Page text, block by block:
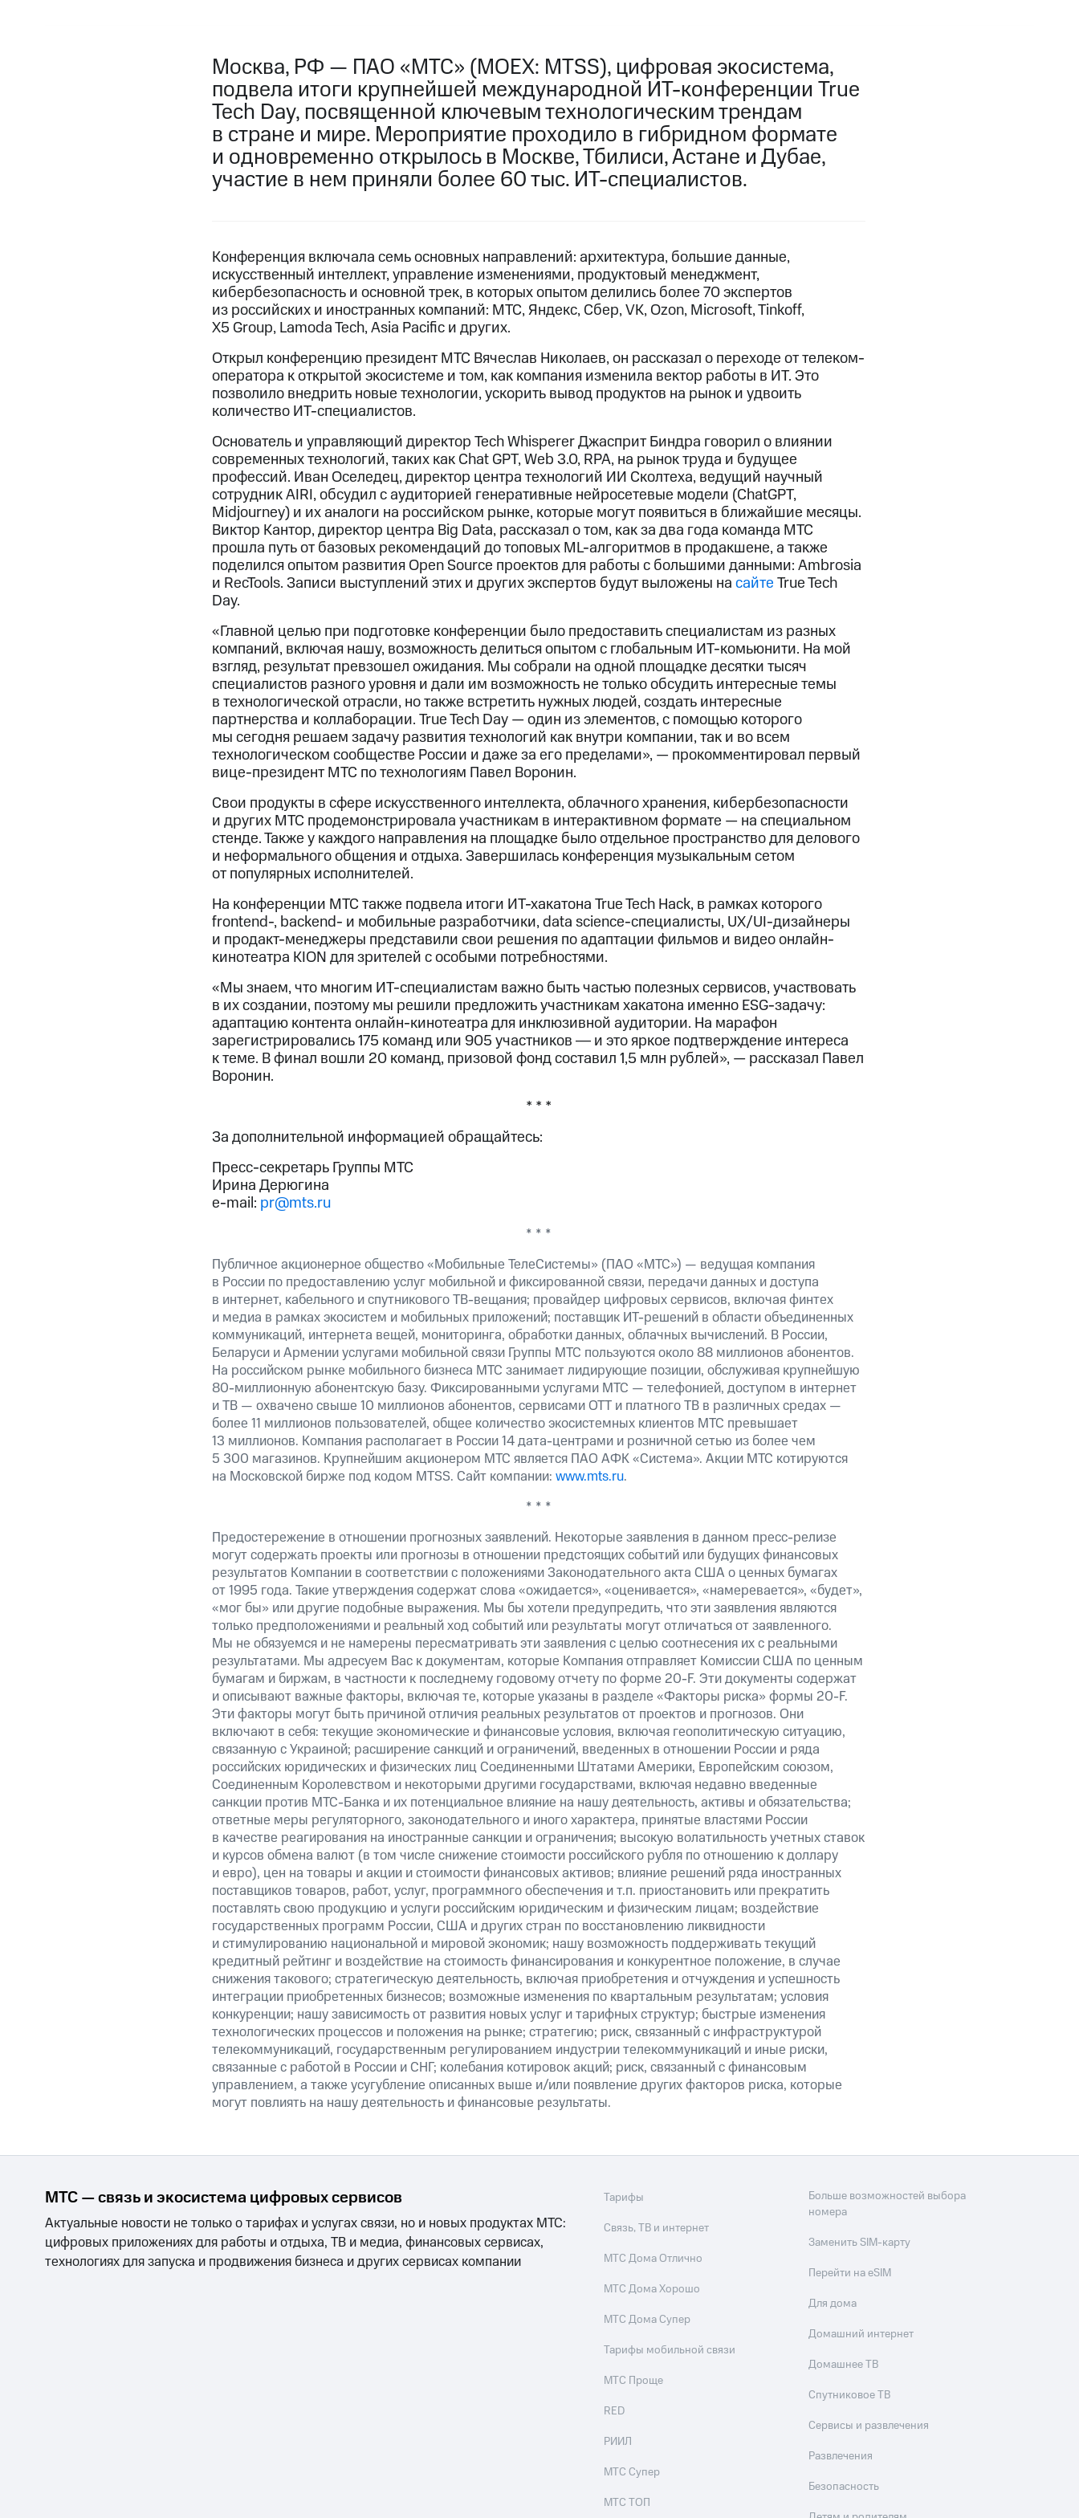
Москва, РФ — ПАО «МТС» (MOEX: MTSS), цифровая экосистема,
подвела итоги крупнейшей международной ИТ-конференции True
Tech Day, посвященной ключевым технологическим трендам
в стране и мире. Мероприятие проходило в гибридном формате
и одновременно открылось в Москве, Тбилиси, Астане и Дубае,
участие в нем приняли более 60 тыс. ИТ-специалистов.
Конференция включала семь основных направлений: архитектура, большие данные,
искусственный интеллект, управление изменениями, продуктовый менеджмент,
кибербезопасность и основной трек, в которых опытом делились более 70 экспертов
из российских и иностранных компаний: МТС, Яндекс, Сбер, VK, Ozon, Microsoft, Tinkoff,
X5 Group, Lamoda Tech, Asia Pacific и других.
Открыл конференцию президент МТС Вячеслав Николаев, он рассказал о переходе от телеком-
оператора к открытой экосистеме и том, как компания изменила вектор работы в ИТ. Это
позволило внедрить новые технологии, ускорить вывод продуктов на рынок и удвоить
количество ИТ-специалистов.
Основатель и управляющий директор Tech Whisperer Джасприт Биндра говорил о влиянии
современных технологий, таких как Chat GPT, Web 3.0, RPA, на рынок труда и будущее
профессий. Иван Оселедец, директор центра технологий ИИ Сколтеха, ведущий научный
сотрудник AIRI, обсудил с аудиторией генеративные нейросетевые модели (ChatGPT,
Midjourney) и их аналоги на российском рынке, которые могут появиться в ближайшие месяцы.
Виктор Кантор, директор центра Big Data, рассказал о том, как за два года команда МТС
прошла путь от базовых рекомендаций до топовых ML-алгоритмов в продакшене, а также
поделился опытом развития Open Source проектов для работы с большими данными: Ambrosia
и RecTools. Записи выступлений этих и других экспертов будут выложены насайтеTrue Tech
Day.
«Главной целью при подготовке конференции было предоставить специалистам из разных
компаний, включая нашу, возможность делиться опытом с глобальным ИТ-комьюнити. На мой
взгляд, результат превзошел ожидания. Мы собрали на одной площадке десятки тысяч
специалистов разного уровня и дали им возможность не только обсудить интересные темы
в технологической отрасли, но также встретить нужных людей, создать интересные
партнерства и коллаборации. True Tech Day — один из элементов, с помощью которого
мы сегодня решаем задачу развития технологий как внутри компании, так и во всем
технологическом сообществе России и даже за его пределами», — прокомментировал первый
вице-президент МТС по технологиям Павел Воронин.
Свои продукты в сфере искусственного интеллекта, облачного хранения, кибербезопасности
и других МТС продемонстрировала участникам в интерактивном формате — на специальном
стенде. Также у каждого направления на площадке было отдельное пространство для делового
и неформального общения и отдыха. Завершилась конференция музыкальным сетом
от популярных исполнителей.
На конференции МТС также подвела итоги ИТ-хакатона True Tech Hack, в рамках которого
frontend-, backend- и мобильные разработчики, data science-специалисты, UX/UI-дизайнеры
и продакт-менеджеры представили свои решения по адаптации фильмов и видео онлайн-
кинотеатра KION для зрителей с особыми потребностями.
«Мы знаем, что многим ИТ-специалистам важно быть частью полезных сервисов, участвовать
в их создании, поэтому мы решили предложить участникам хакатона именно ESG-задачу:
адаптацию контента онлайн-кинотеатра для инклюзивной аудитории. На марафон
зарегистрировались 175 команд или 905 участников ― и это яркое подтверждение интереса
к теме. В финал вошли 20 команд, призовой фонд составил 1,5 млн рублей», — рассказал Павел
Воронин.
* * *
За дополнительной информацией обращайтесь:
Пресс-секретарь Группы МТС
Ирина Дерюгина
e-mail: pr@mts.ru
* * *
Публичное акционерное общество «Мобильные ТелеСистемы» (ПАО «МТС») — ведущая компания
в России по предоставлению услуг мобильной и фиксированной связи, передачи данных и доступа
в интернет, кабельного и спутникового ТВ-вещания; провайдер цифровых сервисов, включая финтех
и медиа в рамках экосистем и мобильных приложений; поставщик ИТ-решений в области объединенных
коммуникаций, интернета вещей, мониторинга, обработки данных, облачных вычислений. В России,
Беларуси и Армении услугами мобильной связи Группы МТС пользуются около 88 миллионов абонентов.
На российском рынке мобильного бизнеса МТС занимает лидирующие позиции, обслуживая крупнейшую
80-миллионную абонентскую базу. Фиксированными услугами МТС — телефонией, доступом в интернет
и ТВ — охвачено свыше 10 миллионов абонентов, сервисами OTT и платного ТВ в различных средах —
более 11 миллионов пользователей, общее количество экосистемных клиентов МТС превышает
13 миллионов. Компания располагает в России 14 дата-центрами и розничной сетью из более чем
5 300 магазинов. Крупнейшим акционером МТС является ПАО АФК «Система». Акции МТС котируются
на Московской бирже под кодом MTSS. Сайт компании: www.mts.ru.
* * *
Предостережение в отношении прогнозных заявлений. Некоторые заявления в данном пресс-релизе
могут содержать проекты или прогнозы в отношении предстоящих событий или будущих финансовых
результатов Компании в соответствии с положениями Законодательного акта США о ценных бумагах
от 1995 года. Такие утверждения содержат слова «ожидается», «оценивается», «намеревается», «будет»,
«мог бы» или другие подобные выражения. Мы бы хотели предупредить, что эти заявления являются
только предположениями и реальный ход событий или результаты могут отличаться от заявленного.
Мы не обязуемся и не намерены пересматривать эти заявления с целью соотнесения их с реальными
результатами. Мы адресуем Вас к документам, которые Компания отправляет Комиссии США по ценным
бумагам и биржам, в частности к последнему годовому отчету по форме 20-F. Эти документы содержат
и описывают важные факторы, включая те, которые указаны в разделе «Факторы риска» формы 20-F.
Эти факторы могут быть причиной отличия реальных результатов от проектов и прогнозов. Они
включают в себя: текущие экономические и финансовые условия, включая геополитическую ситуацию,
связанную с Украиной; расширение санкций и ограничений, введенных в отношении России и ряда
российских юридических и физических лиц Соединенными Штатами Америки, Европейским союзом,
Соединенным Королевством и некоторыми другими государствами, включая недавно введенные
санкции против МТС-Банка и их потенциальное влияние на нашу деятельность, активы и обязательства;
ответные меры регуляторного, законодательного и иного характера, принятые властями России
в качестве реагирования на иностранные санкции и ограничения; высокую волатильность учетных ставок
и курсов обмена валют (в том числе снижение стоимости российского рубля по отношению к доллару
и евро), цен на товары и акции и стоимости финансовых активов; влияние решений ряда иностранных
поставщиков товаров, работ, услуг, программного обеспечения и т.п. приостановить или прекратить
поставлять свою продукцию и услуги российским юридическим и физическим лицам; воздействие
государственных программ России, США и других стран по восстановлению ликвидности
и стимулированию национальной и мировой экономик; нашу возможность поддерживать текущий
кредитный рейтинг и воздействие на стоимость финансирования и конкурентное положение, в случае
снижения такового; стратегическую деятельность, включая приобретения и отчуждения и успешность
интеграции приобретенных бизнесов; возможные изменения по квартальным результатам; условия
конкуренции; нашу зависимость от развития новых услуг и тарифных структур; быстрые изменения
технологических процессов и положения на рынке; стратегию; риск, связанный с инфраструктурой
телекоммуникаций, государственным регулированием индустрии телекоммуникаций и иные риски,
связанные с работой в России и СНГ; колебания котировок акций; риск, связанный с финансовым
управлением, а также усугубление описанных выше и/или появление других факторов риска, которые
могут повлиять на нашу деятельность и финансовые результаты.
МТС — связь и экосистема цифровых сервисов
Актуальные новости не только о тарифах и услугах связи, но и новых продуктах МТС:
цифровых приложениях для работы и отдыха, ТВ и медиа, финансовых сервисах,
технологиях для запуска и продвижения бизнеса и других сервисах компании
Тарифы
Связь, ТВ и интернет
МТС Дома Отлично
МТС Дома Хорошо
МТС Дома Супер
Тарифы мобильной связи
МТС Проще
RED
РИИЛ
МТС Супер
МТС ТОП
Больше возможностей выбора
номера
Заменить SIM-карту
Перейти на eSIM
Для дома
Домашний интернет
Домашнее ТВ
Спутниковое ТВ
Сервисы и развлечения
Развлечения
Безопасность